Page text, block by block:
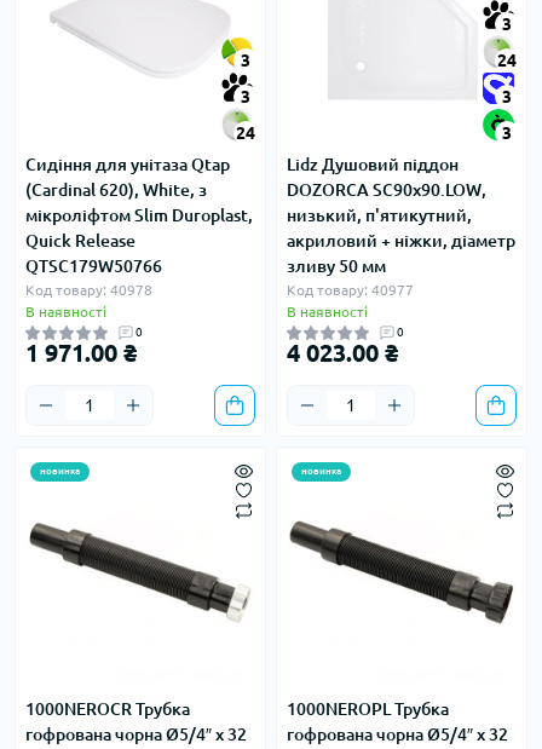
3
3
24
Сидіння для унітаза Qtap
(Cardinal 620), White, з
мікроліфтом Slim Duroplast,
Quick Release
QTSC179W50766
Код товару: 40978
В наявності
0
1 971.00 ₴
3
24
3
3
Lidz Душовий піддон
DOZORCA SC90x90.LOW,
низький, п'ятикутний,
акриловий + ніжки, діаметр
зливу 50 мм
Код товару: 40977
В наявності
0
4 023.00 ₴
новинка
1000NEROСR Трубка
гофрована чорна Ø5/4″ x 32
новинка
1000NEROPL Трубка
гофрована чорна Ø5/4″ x 32